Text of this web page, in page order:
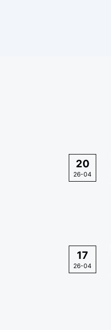
20
26-04
17
26-04